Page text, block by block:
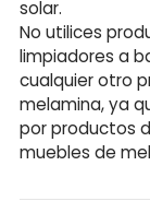
solar.
No utilices
limpiadores a
cualquier otro
melamina, ya
por productos
muebles de